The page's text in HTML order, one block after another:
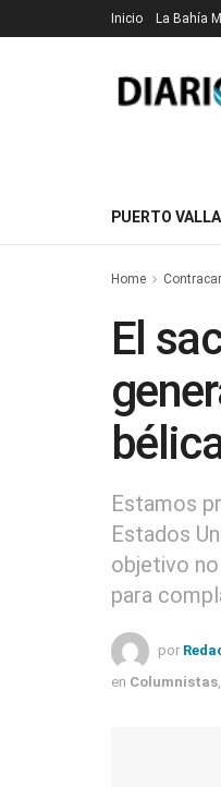
Inicio La Bahía
PUERTO
Home
El
Estamos
Estados
objetivo
para
por
en Columnistas